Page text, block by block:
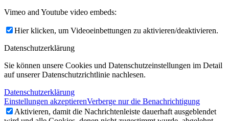
Vimeo and Youtube video embeds:
Hier klicken, um Videoeinbettungen zu aktivieren/deaktivieren.
Datenschutzerklärung
Sie können unsere Cookies und Datenschutzeinstellungen im Detail
auf unserer Datenschutzrichtlinie nachlesen.
Datenschutzerklärung
Einstellungen akzeptierenVerberge nur die Benachrichtigung
Aktivieren, damit die Nachrichtenleiste dauerhaft ausgeblendet